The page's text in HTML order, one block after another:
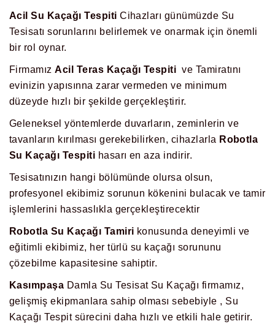
Acil Su Kaçağı Tespiti Cihazları günümüzde Su
Tesisatı sorunlarını belirlemek ve onarmak için önemli
bir rol oynar.
FirmamızAcil Teras Kaçağı Tespiti ve Tamiratını
evinizin yapısınna zarar vermeden ve minimum
düzeyde hızlı bir şekilde gerçekleştirir.
Geleneksel yöntemlerde duvarların, zeminlerin ve
tavanların kırılması gerekebilirken, cihazlarla Robotla
Su Kaçağı Tespiti hasarı en aza indirir.
Tesisatınızın hangi bölümünde olursa olsun,
profesyonel ekibimiz sorunun kökenini bulacak ve tamir
işlemlerini hassaslıkla gerçekleştirecektir
Robotla Su Kaçağı Tamiri konusunda deneyimli ve
eğitimli ekibimiz, her türlü su kaçağı sorununu
çözebilme kapasitesine sahiptir.
Kasımpaşa Damla Su Tesisat Su Kaçağı firmamız,
gelişmiş ekipmanlara sahip olması sebebiyle , Su
Kaçağı Tespit sürecini daha hızlı ve etkili hale getirir.